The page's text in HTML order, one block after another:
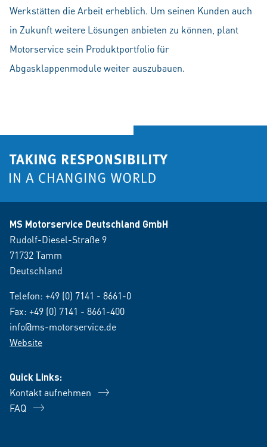
Werkstätten die Arbeit erheblich. Um seinen Kunden auch
in Zukunft weitere Lösungen anbieten zu können, plant
Motorservice sein Produktportfolio für
Abgasklappenmodule weiter auszubauen.
MS Motorservice Deutschland GmbH
Rudolf-Diesel-Straße 9
71732 Tamm
Deutschland
Telefon: +49 (0) 7141 - 8661-0
Fax: +49 (0) 7141 - 8661-400
info@ms-motorservice.de
Website
Quick Links:
Kontakt aufnehmen
FAQ